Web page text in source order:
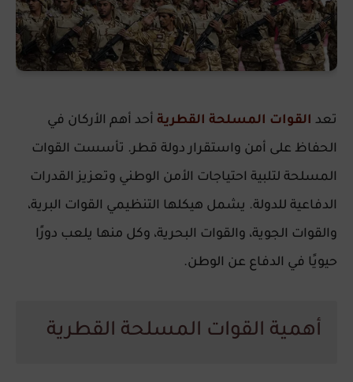
تعد القوات المسلحة القطريةأحد أهم الأركان في
الحفاظ على أمن واستقرار دولة قطر. تأسست القوات
المسلحة لتلبية احتياجات الأمن الوطني وتعزيز القدرات
الدفاعية للدولة. يشمل هيكلها التنظيمي القوات البرية،
والقوات الجوية، والقوات البحرية، وكل منها يلعب دورًا
حيويًا في الدفاع عن الوطن.
أهمية القوات المسلحة القطرية